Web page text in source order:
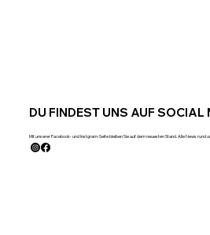
DU FINDEST UNS AUF SOCIAL
Mit unserer Facebook- und Instgram-Seite bleiben Sie auf dem neuesten Stand. Alle News rund